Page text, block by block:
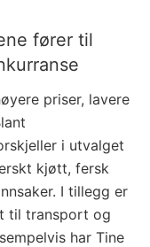
fører til
priser, lavere
i utvalget
kjøtt, fersk
I tillegg er
til transport og
har Tine